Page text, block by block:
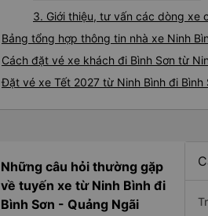
3. Giới thiệu, tư vấn các dòng xe
Bảng tổng hợp thông tin nhà xe Ninh
Cách đặt vé xe khách đi Bình Sơn từ
Đặt vé xe Tết 2027 từ Ninh Bình đi Bình
Những câu hỏi thường gặp
về tuyến xe từ Ninh Bình đi
Bình Sơn - Quảng Ngãi